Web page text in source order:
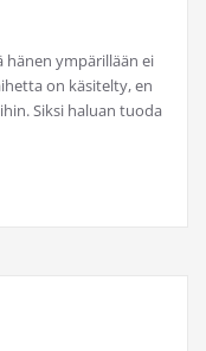
hänen ympärillään ei
on käsitelty, en
Siksi haluan tuoda